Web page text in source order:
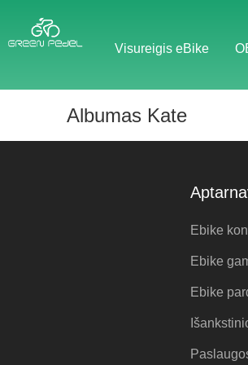
Visureigis eBike
Albumas Kate
Ebike
Ebike
Ebike